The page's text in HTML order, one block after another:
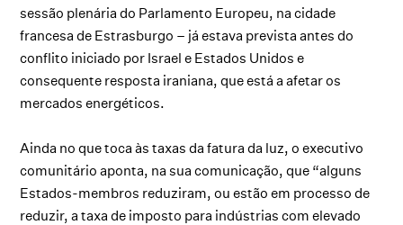
sessão plenária do Parlamento Europeu, na cidade
francesa de Estrasburgo – já estava prevista antes do
conflito iniciado por Israel e Estados Unidos e
consequente resposta iraniana, que está a afetar os
mercados energéticos.
Ainda no que toca às taxas da fatura da luz, o executivo
comunitário aponta, na sua comunicação, que “alguns
Estados-membros reduziram, ou estão em processo de
reduzir, a taxa de imposto para indústrias com elevado